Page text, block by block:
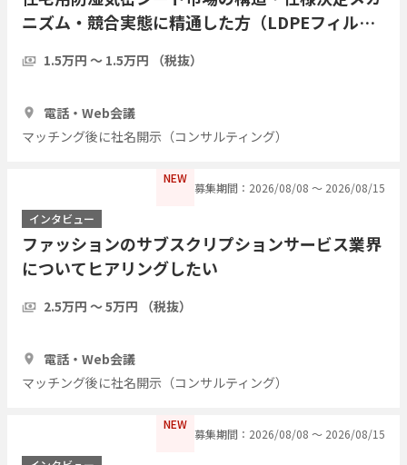
ニズム・競合実態に精通した方（LDPEフィル
グしたい
1.5万円 〜 1.5万円 （税抜）
電話・Web会議
マッチング後に社名開示（コンサルティング）
NEW
募集期間：2026/08/08 〜 2026/08/15
インタビュー
ファッションのサブスクリプションサービス業界
についてヒアリングしたい
2.5万円 〜 5万円 （税抜）
電話・Web会議
マッチング後に社名開示（コンサルティング）
NEW
募集期間：2026/08/08 〜 2026/08/15